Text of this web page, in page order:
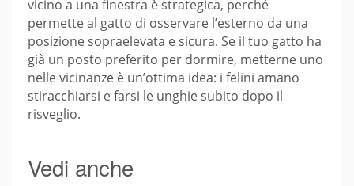
vicino a una finestra è strategica, perché
permette al gatto di osservare l’esterno da una
posizione sopraelevata e sicura. Se il tuo gatto ha
già un posto preferito per dormire, metterne uno
nelle vicinanze è un’ottima idea: i felini amano
stiracchiarsi e farsi le unghie subito dopo il
risveglio.
Vedi anche